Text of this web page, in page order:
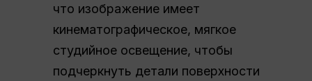
что изображение имеет
кинематографическое, мягкое
студийное освещение, чтобы
подчеркнуть детали поверхности